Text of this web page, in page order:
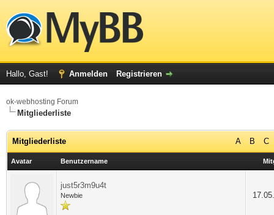
Hallo, Gast! Anmelden Registrieren
ok-webhosting Forum
Mitgliederliste
A B C
Mitgliederliste
Avatar Benutzername
just5r3m9u4t
Newbie